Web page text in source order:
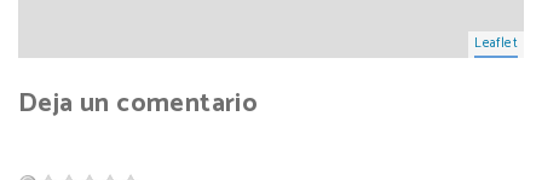
Leaflet
Deja un comentario